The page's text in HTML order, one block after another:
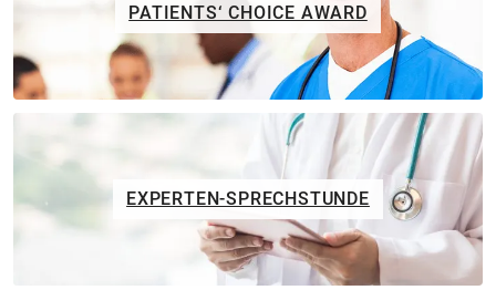
PATIENTS‘ CHOICE AWARD
EXPERTEN-SPRECHSTUNDE